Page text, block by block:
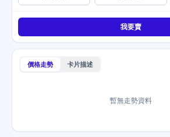
我要賣
價格走勢 卡片描述
暫無走勢資料